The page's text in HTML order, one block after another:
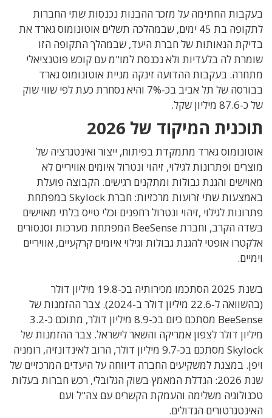
בעקבות החתימה על מזכר ההבנות נכנסות שתי החברות
לתקופה בת 45 ימים, שבמהלכה תשלים אוטונומוס גארד את
בדיקת הנאותות של חברת היעד, שבמהלך התקופה הזו
שומרת לה בלעדיות ולא נכנסת למו"מ עם קוכש פוטנציאלי
מתחרה. בעקבות ההדועה זינקה מניית אוטונומוס גארד
בבורסה של תל אביב בכ-7% והיא נסחרת כעת לפי שווי שוק
של כ-87.6 מיליון שקל.
תוכנית המיקוד של 2026
אוטונומוס גארד מתמקדת בפיתוח, ייצור ואינטגרציה של
מוצרים ופתרונות לגילוי, זיהוי ונטרול איומים אוויריים לא
מאוישים והגנת גבולות ומתקנים רגישים. הקבוצה פועלת
באמצעות שתי זרועות מרכזיות: חברת Skylock במפתחת
פתרונות לגילוי ,זיהוי ונטרול רחפנים וכלי טייס בלתי מאוישים
בשדה הקרב, וחברת BeeSense המפתחת מערכות וסנסורים
אלקטרו אופטי להגנת גבולות וגילוי איומים קרקעיים, אוויריים
וימיים.
בשנת 2025 הסתכמו מכירותיה בכ-19.8 מיליון דולר
(בהשוואה ל-22.6 מיליון דולר ב-2024). צבר ההזמנות של
BeeSense מסתכם כיום בכ-8.9 מיליון דולר, מתוכם כ-3.2
מיליון דולר לצפון אמריקה והשאר לישראל. צבר ההזמנות של
Skylock מסתכם בכ-9.7 מיליון דולר, הרוב לאינדונזיה, רומניה
ויפן. במצגת למשקיעים החברה דיווחה על היעדים המרכזיים של
שנת 2026: הגדלת המאמץ בשוק הגלובלי, רכש חברות בעלות
טכנולוגיה משלימה והעמקת הקשרים עם צה"ל ועם
האינטגרטורים הגדולים.